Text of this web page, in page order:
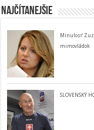
Najčítanejšie
Minulosť
mimovládok
SLOVENSKÝ